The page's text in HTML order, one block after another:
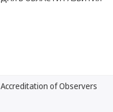
Accreditation of Observers